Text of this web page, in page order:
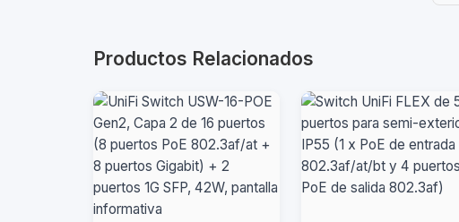
Productos Relacionados